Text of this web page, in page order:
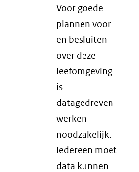
Voor goede
plannen voor
en besluiten
over deze
leefomgeving
is
datagedreven
werken
noodzakelijk.
Iedereen moet
data kunnen